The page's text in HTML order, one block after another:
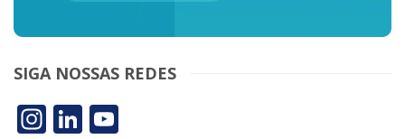
SIGA NOSSAS REDES
Instagram
LinkedIn